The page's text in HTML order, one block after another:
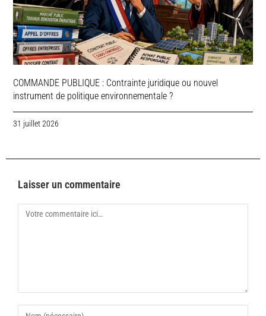
COMMANDE PUBLIQUE : Contrainte juridique ou nouvel
instrument de politique environnementale ?
31 juillet 2026
Laisser un commentaire